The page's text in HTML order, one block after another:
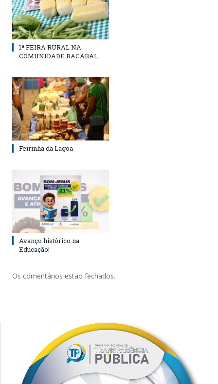
1ª FEIRA RURAL NA
COMUNIDADE BACABAL
Feirinha da Lagoa
Avanço histórico na
Educação!
Os comentários estão fechados.